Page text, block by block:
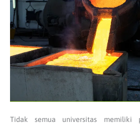
Tidak semua universitas memiliki